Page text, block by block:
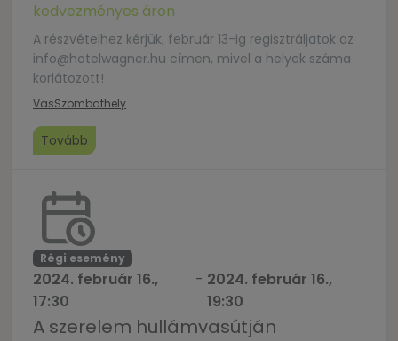
kedvezményes áron
A részvételhez kérjük, február 13-ig regisztráljatok az
info@hotelwagner.hu címen, mivel a helyek száma
korlátozott!
VasSzombathely
Tovább
Régi esemény
2024. február 16.,
17:30
- 2024. február 16.,
19:30
A szerelem hullámvasútján